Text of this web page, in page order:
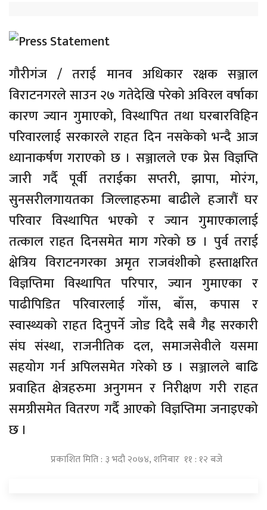
गौरीगंज / तराई मानव अधिकार रक्षक सञ्जाल
विराटनगरले साउन २७ गतेदेखि परेको अविरल वर्षाका
कारण ज्यान गुमाएको, विस्थापित तथा घरबारविहिन
परिवारलाई सरकारले राहत दिन नसकेको भन्दै आज
ध्यानाकर्षण गराएको छ । सञ्जालले एक प्रेस विज्ञप्ति
जारी गर्दै पूर्वी तराईका सप्तरी, झापा, मोरंग,
सुनसरीलगायतका जिल्लाहरुमा बाढीले हजारौं घर
परिवार विस्थापित भएको र ज्यान गुमाएकालाई
तत्काल राहत दिनसमेत माग गरेको छ । पुर्व तराई
क्षेत्रिय विराटनगरका अमृत राजवंशीको हस्ताक्षरित
विज्ञप्तिमा विस्थापित परिपार, ज्यान गुमाएका र
पाढीपिडित परिवारलाई गाँस, बाँस, कपास र
स्वास्थ्यको राहत दिनुपर्ने जोड दिदै सबै गैह्र सरकारी
संघ संस्था, राजनीतिक दल, समाजसेवीले यसमा
सहयोग गर्न अपिलसमेत गरेको छ । सञ्जालले बाढि
प्रवाहित क्षेत्रहरुमा अनुगमन र निरीक्षण गरी राहत
समग्रीसमेत वितरण गर्दै आएको विज्ञप्तिमा जनाइएको
छ ।
प्रकाशित मिति : ३ भदौ २०७४, शनिबार ११ : १२ बजे